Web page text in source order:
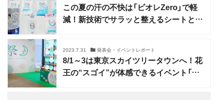
この夏の汗の不快は「ビオレZero」で軽
減！新技術でサラッと整えるシートとロ
2023.7.31 発表会・イベントレポート
8/1～3は東京スカイツリータウンへ！花
王の“スゴイ”が体感できるイベント「月